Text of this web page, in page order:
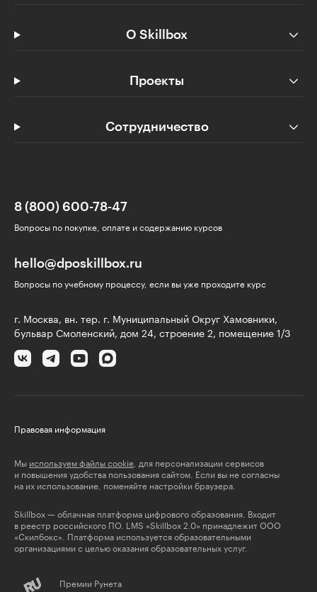
О Skillbox
Проекты
Сотрудничество
8 (800) 600-78-47
Вопросы по покупке, оплате и содержанию курсов
hello@dposkillbox.ru
Вопросы по учебному процессу, если вы уже проходите курс
г. Москва, вн. тер. г. Муниципальный Округ Хамовники,
бульвар Смоленский, дом 24, строение 2, помещение 1/3
Правовая информация
Мы используем файлы cookie , для персонализации сервисов
и повышения удобства пользования сайтом. Если вы не согласны
на их использование, поменяйте настройки браузера.
Skillbox — облачная платформа цифрового образования. Входит
в реестр российского ПО. LMS «Skillbox 2.0» принадлежит ООО
«Скилбокс». Платформа используется образовательными
организациями с целью оказания образовательных услуг.
Премии Рунета